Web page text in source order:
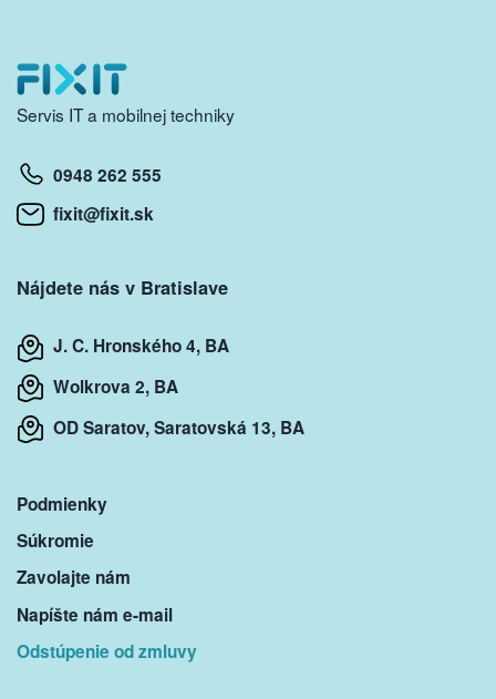
Servis IT a mobilnej techniky
0948 262 555
fixit@fixit.sk
Nájdete nás v Bratislave
J. C. Hronského 4, BA
Wolkrova 2, BA
OD Saratov, Saratovská 13, BA
Podmienky
Súkromie
Zavolajte nám
Napíšte nám e-mail
Odstúpenie od zmluvy